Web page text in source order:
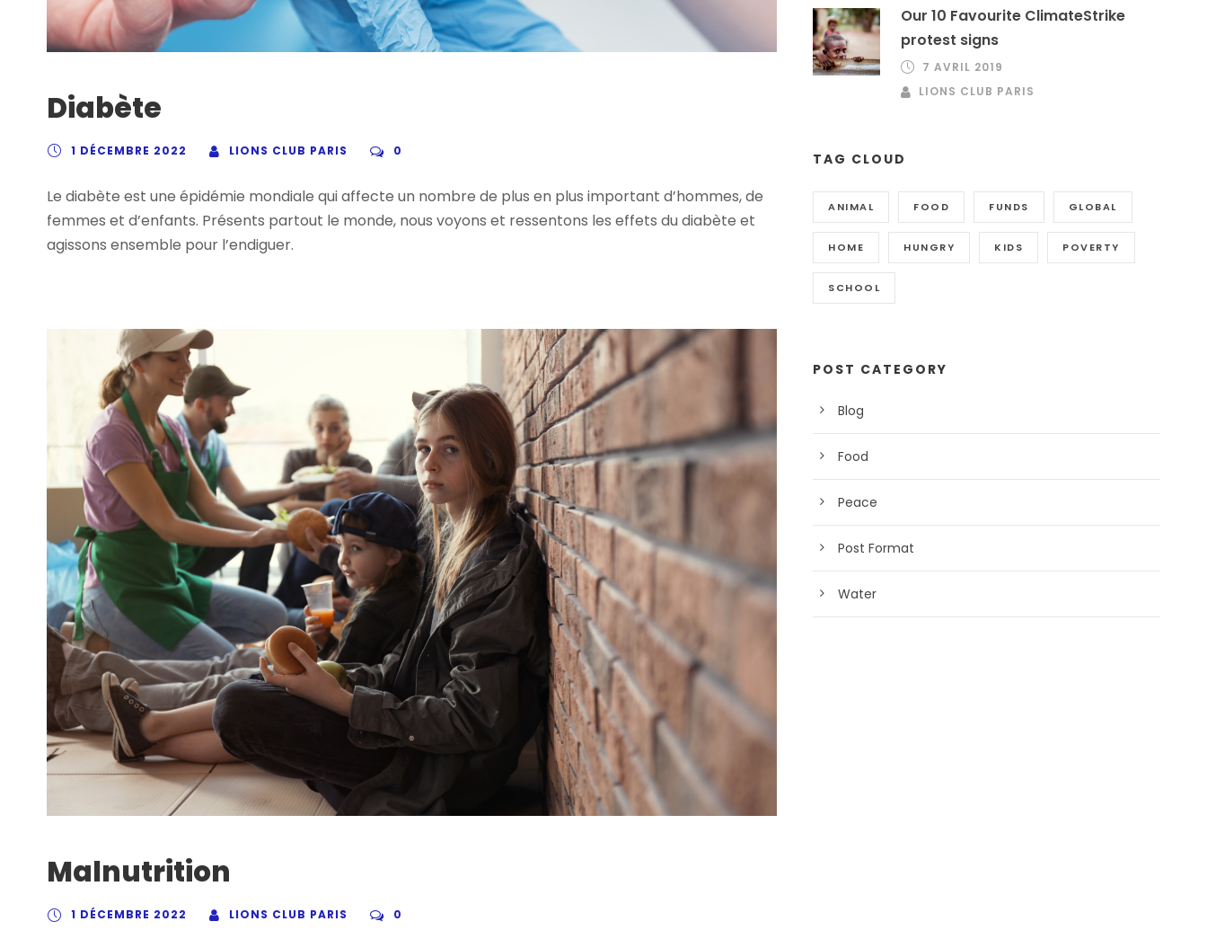
Diabète
1 DÉCEMBRE 2022 LIONS CLUB PARIS 0
Le diabète est une épidémie mondiale qui affecte un nombre de plus en plus important d’hommes, de
femmes et d’enfants. Présents partout le monde, nous voyons et ressentons les effets du diabète et
agissons ensemble pour l’endiguer.
Malnutrition
1 DÉCEMBRE 2022 LIONS CLUB PARIS 0
Our 10 Favourite ClimateStrike
protest signs
7 AVRIL 2019
LIONS CLUB PARIS
TAG CLOUD
ANIMAL FOOD FUNDS GLOBAL
HOME HUNGRY KIDS POVERTY
SCHOOL
POST CATEGORY
Blog
Food
Peace
Post Format
Water